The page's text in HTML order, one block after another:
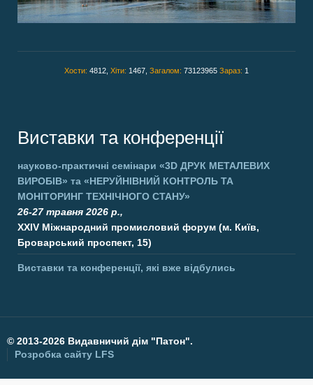
Хости: 4812, Хіти: 1467, Загалом: 73123965 Зараз: 1
Виставки та конференції
науково-практичні семінари «3D ДРУК МЕТАЛЕВИХ
ВИРОБІВ» та «НЕРУЙНІВНИЙ КОНТРОЛЬ ТА
МОНІТОРИНГ ТЕХНІЧНОГО СТАНУ»
26-27 травня 2026 р.,
XXIV Міжнародний промисловий форум (м. Київ,
Броварський проспект, 15)
Виставки та конференції, які вже відбулись
© 2013-2026 Видавничий дім "Патон".
Розробка сайту LFS